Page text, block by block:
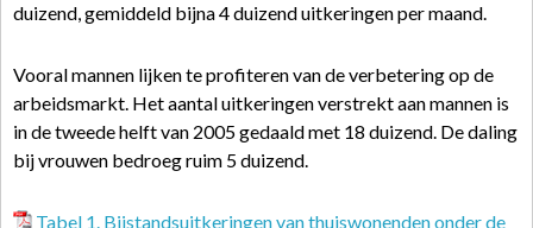
duizend, gemiddeld bijna 4 duizend uitkeringen per maand.
Vooral mannen lijken te profiteren van de verbetering op de
arbeidsmarkt. Het aantal uitkeringen verstrekt aan mannen is
in de tweede helft van 2005 gedaald met 18 duizend. De daling
bij vrouwen bedroeg ruim 5 duizend.
Tabel 1. Bijstandsuitkeringen van thuiswonenden onder de